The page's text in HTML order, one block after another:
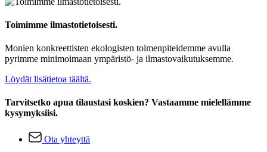
Toimimme ilmastotietoisesti.
Monien konkreettisten ekologisten toimenpiteidemme avulla
pyrimme minimoimaan ympäristö- ja ilmastovaikutuksemme.
Löydät lisätietoa täältä.
Tarvitsetko apua tilaustasi koskien? Vastaamme mielellämme
kysymyksiisi.
Ota yhteyttä